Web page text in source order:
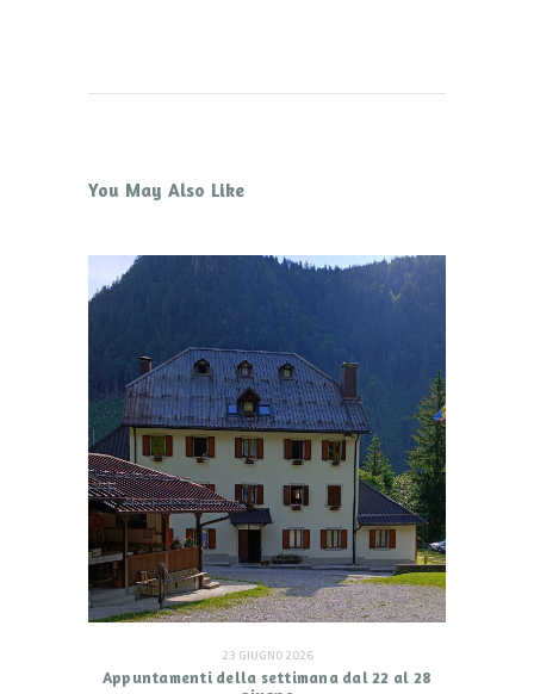
You May Also Like
23 GIUGNO 2026
Appuntamenti della settimana dal 22 al 28